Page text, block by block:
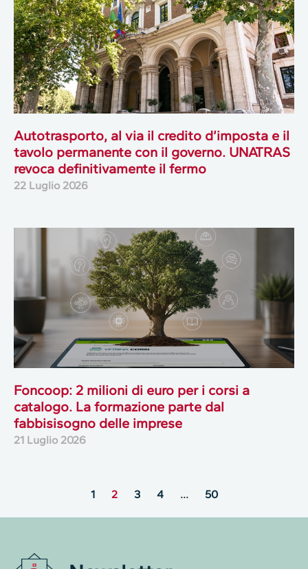
Autotrasporto, al via il credito d’imposta e il
tavolo permanente con il governo. UNATRAS
revoca definitivamente il fermo
22 Luglio 2026
Foncoop: 2 milioni di euro per i corsi a
catalogo. La formazione parte dal
fabbisisogno delle imprese
21 Luglio 2026
1 2 3 4 … 50